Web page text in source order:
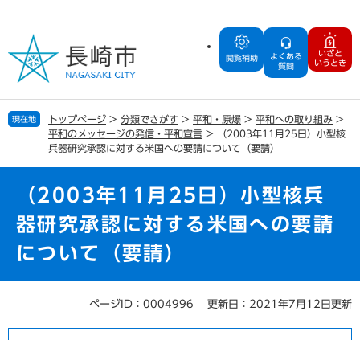
の
で
す
ー
ば
し
閲覧補助
よくある
質問
いざと
いうとき
現在地 トップページ > 分類でさがす > 平和・原爆 > 平和への取り組み >
平和のメッセージの発信・平和宣言 >
（2003年11月25日）小型核
兵器研究承認に対する米国への要請について（要請）
（2003年11月25日）小型核兵
器研究承認に対する米国への要請
について（要請）
ページID：0004996 更新日：2021年7月12日更新